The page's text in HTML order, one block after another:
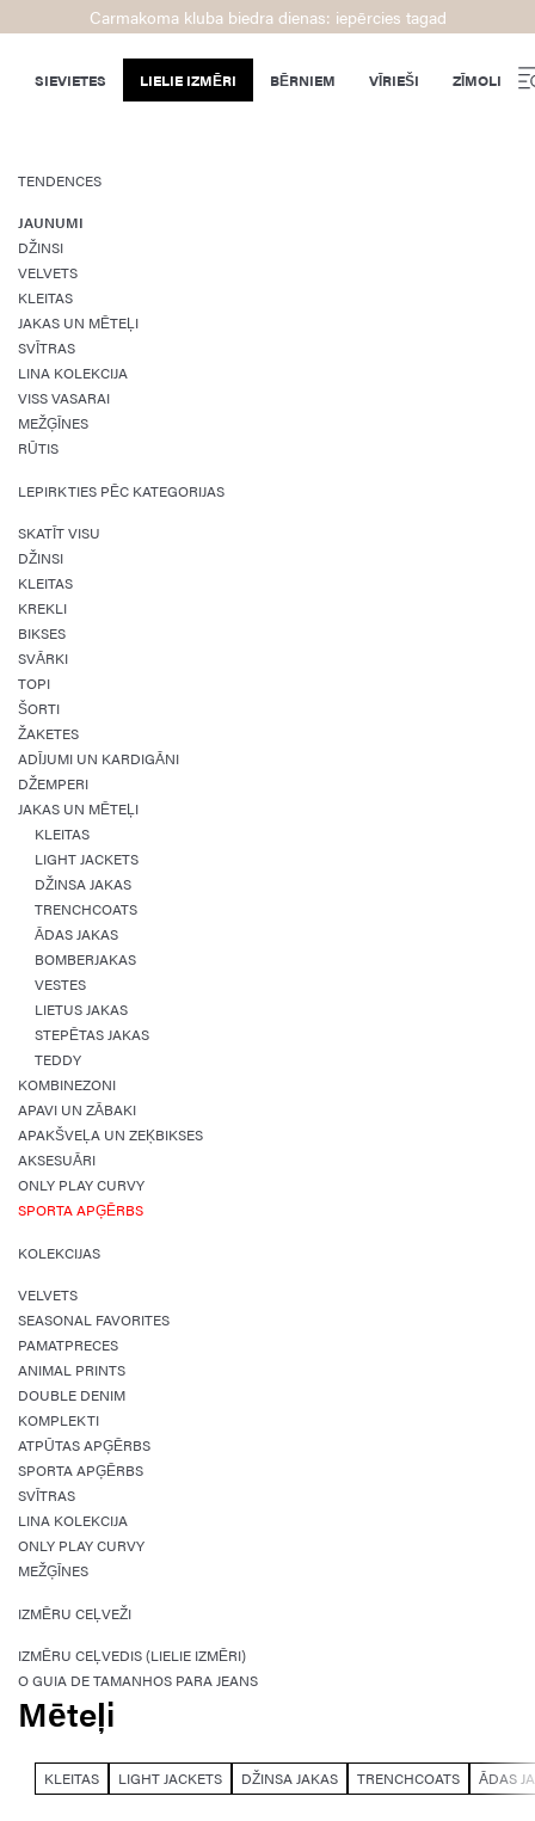
Carmakoma kluba biedra dienas: iepērcies tagad
SIEVIETES LIELIE IZMĒRI BĒRNIEM VĪRIEŠI ZĪMOLI
TENDENCES
JAUNUMI
DŽINSI
VELVETS
KLEITAS
JAKAS UN MĒTEĻI
SVĪTRAS
LINA KOLEKCIJA
VISS VASARAI
MEŽĢĪNES
RŪTIS
LEPIRKTIES PĒC KATEGORIJAS
SKATĪT VISU
DŽINSI
KLEITAS
KREKLI
BIKSES
SVĀRKI
TOPI
ŠORTI
ŽAKETES
ADĪJUMI UN KARDIGĀNI
DŽEMPERI
JAKAS UN MĒTEĻI
KLEITAS
LIGHT JACKETS
DŽINSA JAKAS
TRENCHCOATS
ĀDAS JAKAS
BOMBERJAKAS
VESTES
LIETUS JAKAS
STEPĒTAS JAKAS
TEDDY
KOMBINEZONI
APAVI UN ZĀBAKI
APAKŠVEĻA UN ZEĶBIKSES
AKSESUĀRI
ONLY PLAY CURVY
SPORTA APĢĒRBS
KOLEKCIJAS
VELVETS
SEASONAL FAVORITES
PAMATPRECES
ANIMAL PRINTS
DOUBLE DENIM
KOMPLEKTI
ATPŪTAS APĢĒRBS
SPORTA APĢĒRBS
SVĪTRAS
LINA KOLEKCIJA
ONLY PLAY CURVY
MEŽĢĪNES
IZMĒRU CEĻVEŽI
IZMĒRU CEĻVEDIS (LIELIE IZMĒRI)
O GUIA DE TAMANHOS PARA JEANS
Mēteļi
KLEITAS LIGHT JACKETS DŽINSA JAKAS TRENCHCOATS ĀDAS